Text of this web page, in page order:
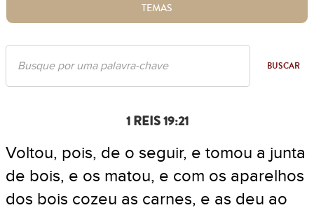
TEMAS
BUSCAR
1 REIS 19:21
Voltou, pois, de o seguir, e tomou a junta
de bois, e os matou, e com os aparelhos
dos bois cozeu as carnes, e as deu ao